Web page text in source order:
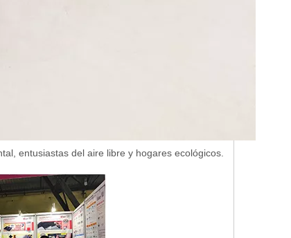
entusiastas del aire libre y hogares ecológicos.